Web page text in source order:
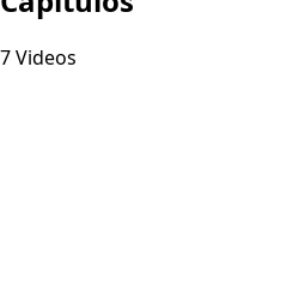
7 Videos